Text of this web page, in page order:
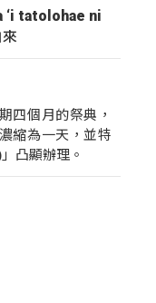
‘i tatolohae ni
四個月的祭典，
縮為一天，並特
凸顯辦理。